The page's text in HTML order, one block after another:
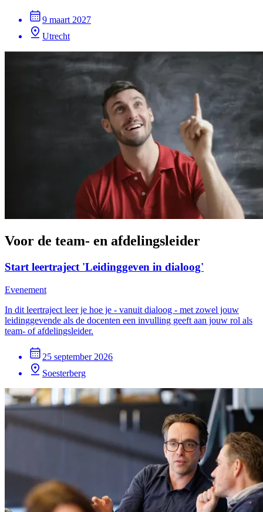
9 maart 2027
Utrecht
Voor de team- en afdelingsleider
Start leertraject 'Leidinggeven in dialoog'
Evenement
In dit leertraject leer je hoe je - vanuit dialoog - met zowel jouw
leidinggevende als de docenten een invulling geeft aan jouw rol als
team- of afdelingsleider.
25 september 2026
Soesterberg